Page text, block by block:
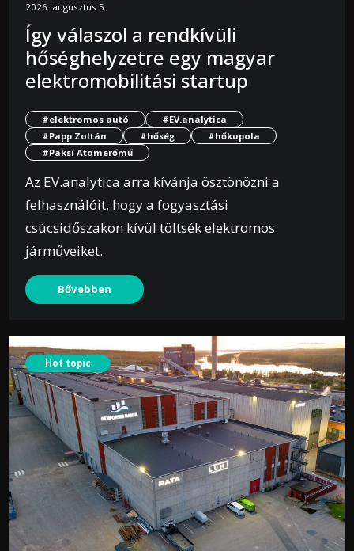
2026. augusztus 5.
Így válaszol a rendkívüli
hőséghelyzetre egy magyar
elektromobilitási startup
#elektromos autó
#EV.analytica
#Papp Zoltán
#hőség
#hőkupola
#Paksi Atomerőmű
Az EV.analytica arra kívánja ösztönözni a
felhasználóit, hogy a fogyasztási
csúcsidőszakon kívül töltsék elektromos
járműveiket.
Bővebben
Hot topic